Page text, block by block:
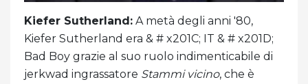
Kiefer Sutherland: A metà degli anni '80,
Kiefer Sutherland era & # x201C; IT & # x201D;
Bad Boy grazie al suo ruolo indimenticabile di
jerkwad ingrassatore Stammi vicino, che è